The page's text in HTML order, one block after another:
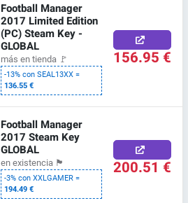
Football Manager
2017 Limited Edition
(PC) Steam Key -
GLOBAL
más en tienda 🚩
-13% con SEAL13XX =
136.55 €
156.95 €
Football Manager
2017 Steam Key
GLOBAL
en existencia 🏴
-3% con XXLGAMER =
194.49 €
200.51 €